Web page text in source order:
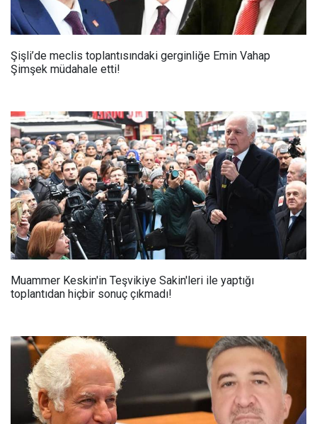
Şişli’de meclis toplantısındaki gerginliğe Emin Vahap
Şimşek müdahale etti!
Muammer Keskin'in Teşvikiye Sakin'leri ile yaptığı
toplantıdan hiçbir sonuç çıkmadı!